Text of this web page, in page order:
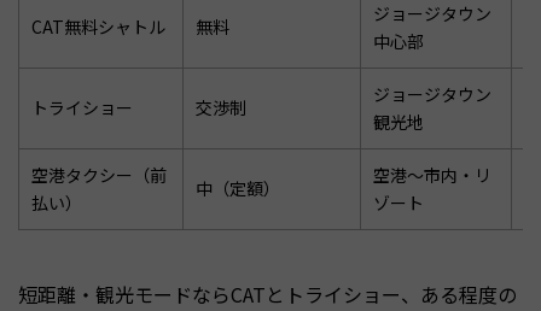
CAT無料シャトル 無料
ジョージタウン
中心部
トライショー 交渉制
ジョージタウン
観光地
空港タクシー（前
払い）
中（定額）
空港〜市内・リ
ゾート
短距離・観光モードならCATとトライショー、ある程度の